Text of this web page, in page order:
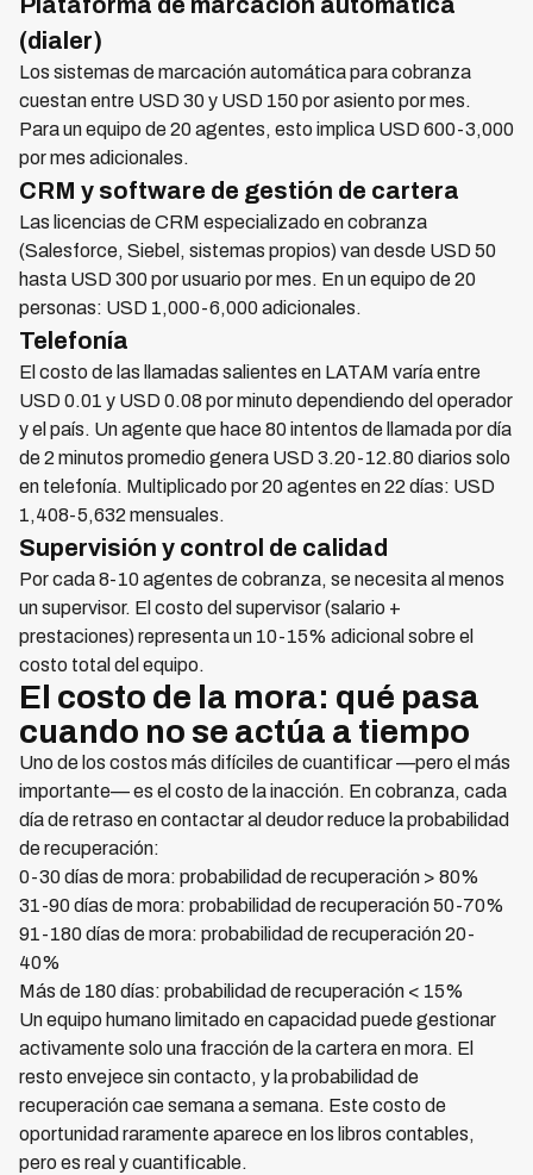
(dialer)
Los sistemas de marcación automática para cobranza
cuestan entre USD 30 y USD 150 por asiento por mes.
Para un equipo de 20 agentes, esto implica USD 600-3,000
por mes adicionales.
CRM y software de gestión de cartera
Las licencias de CRM especializado en cobranza
(Salesforce, Siebel, sistemas propios) van desde USD 50
hasta USD 300 por usuario por mes. En un equipo de 20
personas: USD 1,000-6,000 adicionales.
Telefonía
El costo de las llamadas salientes en LATAM varía entre
USD 0.01 y USD 0.08 por minuto dependiendo del operador
y el país. Un agente que hace 80 intentos de llamada por día
de 2 minutos promedio genera USD 3.20-12.80 diarios solo
en telefonía. Multiplicado por 20 agentes en 22 días: USD
1,408-5,632 mensuales.
Supervisión y control de calidad
Por cada 8-10 agentes de cobranza, se necesita al menos
un supervisor. El costo del supervisor (salario +
prestaciones) representa un 10-15% adicional sobre el
costo total del equipo.
El costo de la mora: qué pasa
cuando no se actúa a tiempo
Uno de los costos más difíciles de cuantificar —pero el más
importante— es el costo de la inacción. En cobranza, cada
día de retraso en contactar al deudor reduce la probabilidad
de recuperación:
0-30 días de mora: probabilidad de recuperación > 80%
31-90 días de mora: probabilidad de recuperación 50-70%
91-180 días de mora: probabilidad de recuperación 20-
40%
Más de 180 días: probabilidad de recuperación < 15%
Un equipo humano limitado en capacidad puede gestionar
activamente solo una fracción de la cartera en mora. El
resto envejece sin contacto, y la probabilidad de
recuperación cae semana a semana. Este costo de
oportunidad raramente aparece en los libros contables,
pero es real y cuantificable.